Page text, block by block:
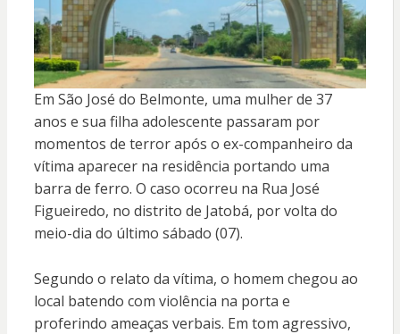
Em São José do Belmonte, uma mulher de 37
anos e sua filha adolescente passaram por
momentos de terror após o ex-companheiro da
vítima aparecer na residência portando uma
barra de ferro. O caso ocorreu na Rua José
Figueiredo, no distrito de Jatobá, por volta do
meio-dia do último sábado (07).
Segundo o relato da vítima, o homem chegou ao
local batendo com violência na porta e
proferindo ameaças verbais. Em tom agressivo,